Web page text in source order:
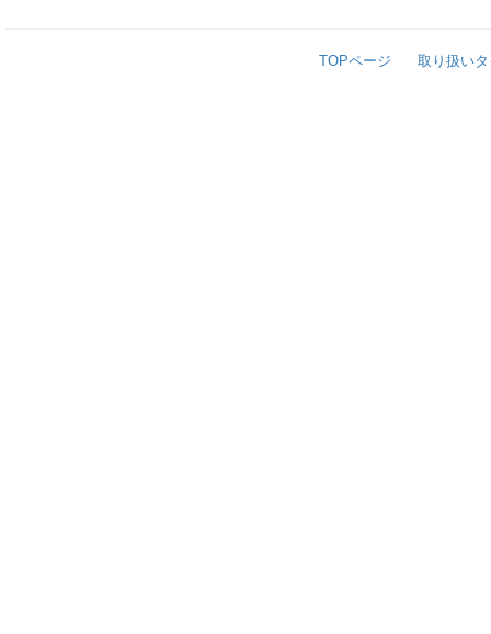
TOPページ 取り扱い